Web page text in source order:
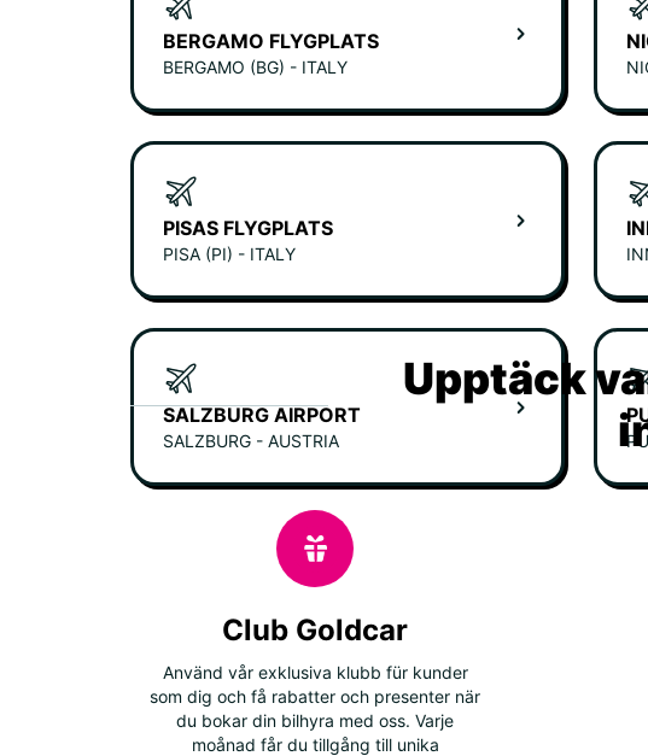
BERGAMO FLYGPLATS
BERGAMO (BG) - ITALY
PISAS FLYGPLATS
PISA (PI) - ITALY
SALZBURG AIRPORT
SALZBURG - AUSTRIA
Upptäck
Club Goldcar
Använd vår exklusiva klubb für kunder
som dig och få rabatter och presenter när
du bokar din bilhyra med oss. Varje
moånad får du tillgång till unika